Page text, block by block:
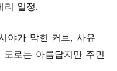
리 일정.
야가 막힌 커브, 사유
로는 아름답지만 주민